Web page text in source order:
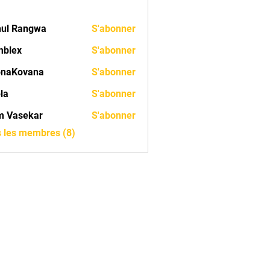
Rangwa S'abonner
S'abonner
S'abonner
S'abonner
Vasekar
S'abonner
les membres (8)